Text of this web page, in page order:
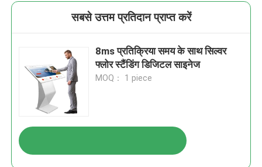
सबसे उत्तम प्रतिदान प्राप्त करें
8ms प्रतिक्रिया समय के साथ सिल्वर
फ्लोर स्टैंडिंग डिजिटल साइनेज
MOQ： 1 piece